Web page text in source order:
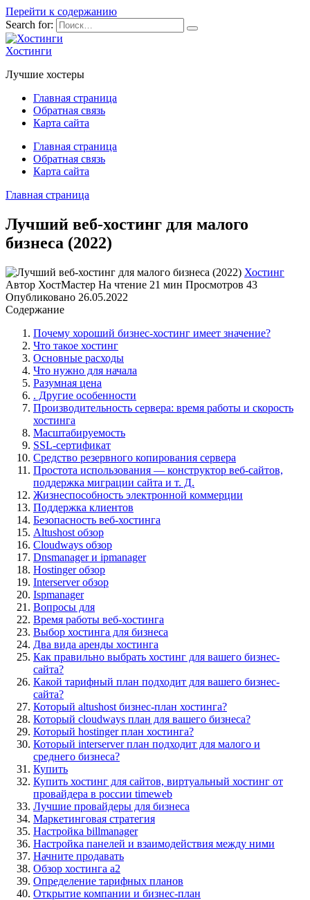
Перейти к содержанию
Search for:
Хостинги
Лучшие хостеры
Главная страница
Обратная связь
Карта сайта
Главная страница
Обратная связь
Карта сайта
Главная страница
Лучший веб-хостинг для малого
бизнеса (2022)
Хостинг
Автор ХостМастер На чтение 21 мин Просмотров 43
Опубликовано 26.05.2022
Содержание
Почему хороший бизнес-хостинг имеет значение?
Что такое хостинг
Основные расходы
Что нужно для начала
Разумная цена
. Другие особенности
Производительность сервера: время работы и скорость
хостинга
Масштабируемость
SSL-сертификат
Средство резервного копирования сервера
Простота использования — конструктор веб-сайтов,
поддержка миграции сайта и т. Д.
Жизнеспособность электронной коммерции
Поддержка клиентов
Безопасность веб-хостинга
Altushost обзор
Cloudways обзор
Dnsmanager и ipmanager
Hostinger обзор
Interserver обзор
Ispmanager
Вопросы для
Время работы веб-хостинга
Выбор хостинга для бизнеса
Два вида аренды хостинга
Как правильно выбрать хостинг для вашего бизнес-
сайта?
Какой тарифный план подходит для вашего бизнес-
сайта?
Который altushost бизнес-план хостинга?
Который cloudways план для вашего бизнеса?
Который hostinger план хостинга?
Который interserver план подходит для малого и
среднего бизнеса?
Купить
Купить хостинг для сайтов, виртуальный хостинг от
провайдера в россии timeweb
Лучшие провайдеры для бизнеса
Маркетинговая стратегия
Настройка billmanager
Настройка панелей и взаимодействия между ними
Начните продавать
Обзор хостинга a2
Определение тарифных планов
Открытие компании и бизнес-план